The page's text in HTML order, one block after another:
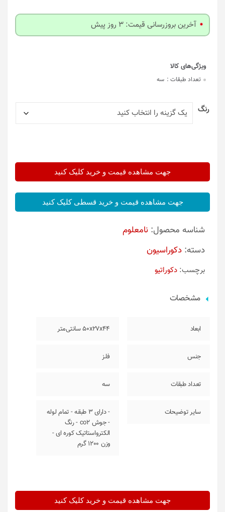
آخرین بروزرسانی قیمت: 3 روز پیش
تعداد طبقات : سه
رنگ
جهت مشاهده قیمت و خرید کلیک کنید
جهت مشاهده قیمت و خرید قسطی کلیک کنید
شناسه محصول: نامعلوم
دسته: دکوراسیون
برچسب: دکوراتیو
مشخصات
ابعاد 50x27x44 سانتی‌متر
جنس فلز
تعداد طبقات سه
سایر توضیحات
- دارای 3 طبقه - تمام لوله
- جوش co2 - رنگ
الکترواستاتیک کوره ای -
وزن 1200 گرم
جهت مشاهده قیمت و خرید کلیک کنید